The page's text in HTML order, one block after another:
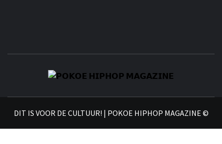
DIT IS VOOR DE CULTUUR! | POKOE HIPHOP MAGAZINE ©